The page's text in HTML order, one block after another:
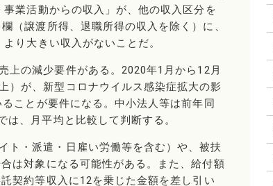
業活動からの収入」が、他の収入区分を
（譲渡所得、退職所得の収入を除く）に、
り大きい収入がないことだ。
上の減少要件がある。2020年1月から12月
）が、新型コロナウイルス感染症拡大の影
ことが要件になる。中小法人等は前年同
、月平均と比較して判断する。
ト・派遣・日雇い労働等を含む）や、被扶
は対象になる可能性がある。また、給付額
契約等収入に12を乗じた金額を差し引い